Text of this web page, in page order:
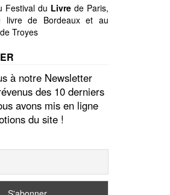
Festival du Livre de Paris,
livre de Bordeaux et au
Troyes
à notre Newsletter
des 10 derniers
avons mis en ligne
du site !